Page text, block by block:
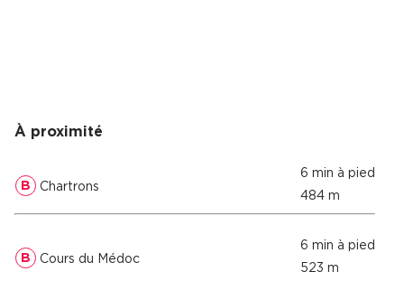
À proximité
B Chartrons
6 min à pied
484 m
B Cours du Médoc
6 min à pied
523 m